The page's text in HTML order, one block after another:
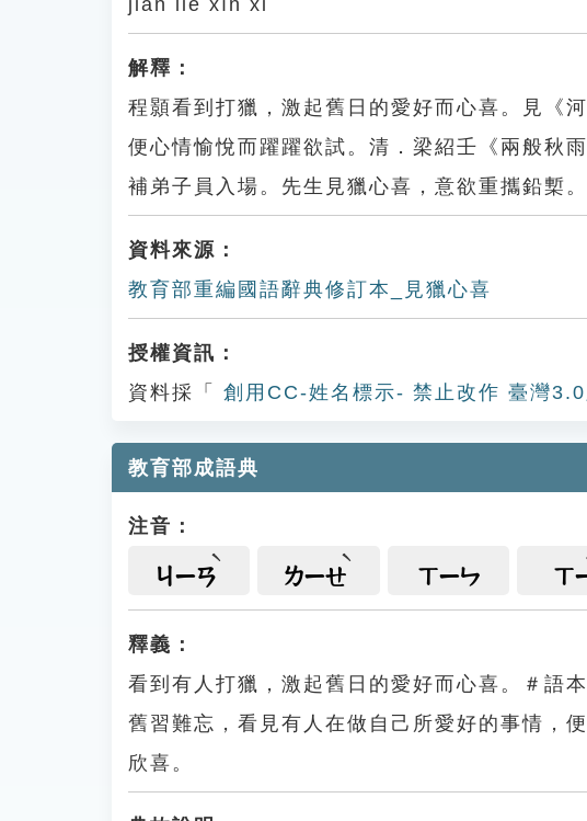
jiàn liè xīn xǐ
解釋：
程顥看到打獵，激起舊日的愛好而心喜。見《
便心情愉悅而躍躍欲試。清．梁紹壬《兩般秋
補弟子員入場。先生見獵心喜，意欲重攜鉛槧。
資料來源：
教育部重編國語辭典修訂本_見獵心喜
授權資訊：
資料採「
創用CC-姓名標示- 禁止改作 臺灣3.0
教育部成語典
注音：
ㄐㄧㄢ ㄌㄧㄝ ㄒㄧㄣ ㄒ
釋義：
看到有人打獵，激起舊日的愛好而心喜。＃語
舊習難忘，看見有人在做自己所愛好的事情，
欣喜。